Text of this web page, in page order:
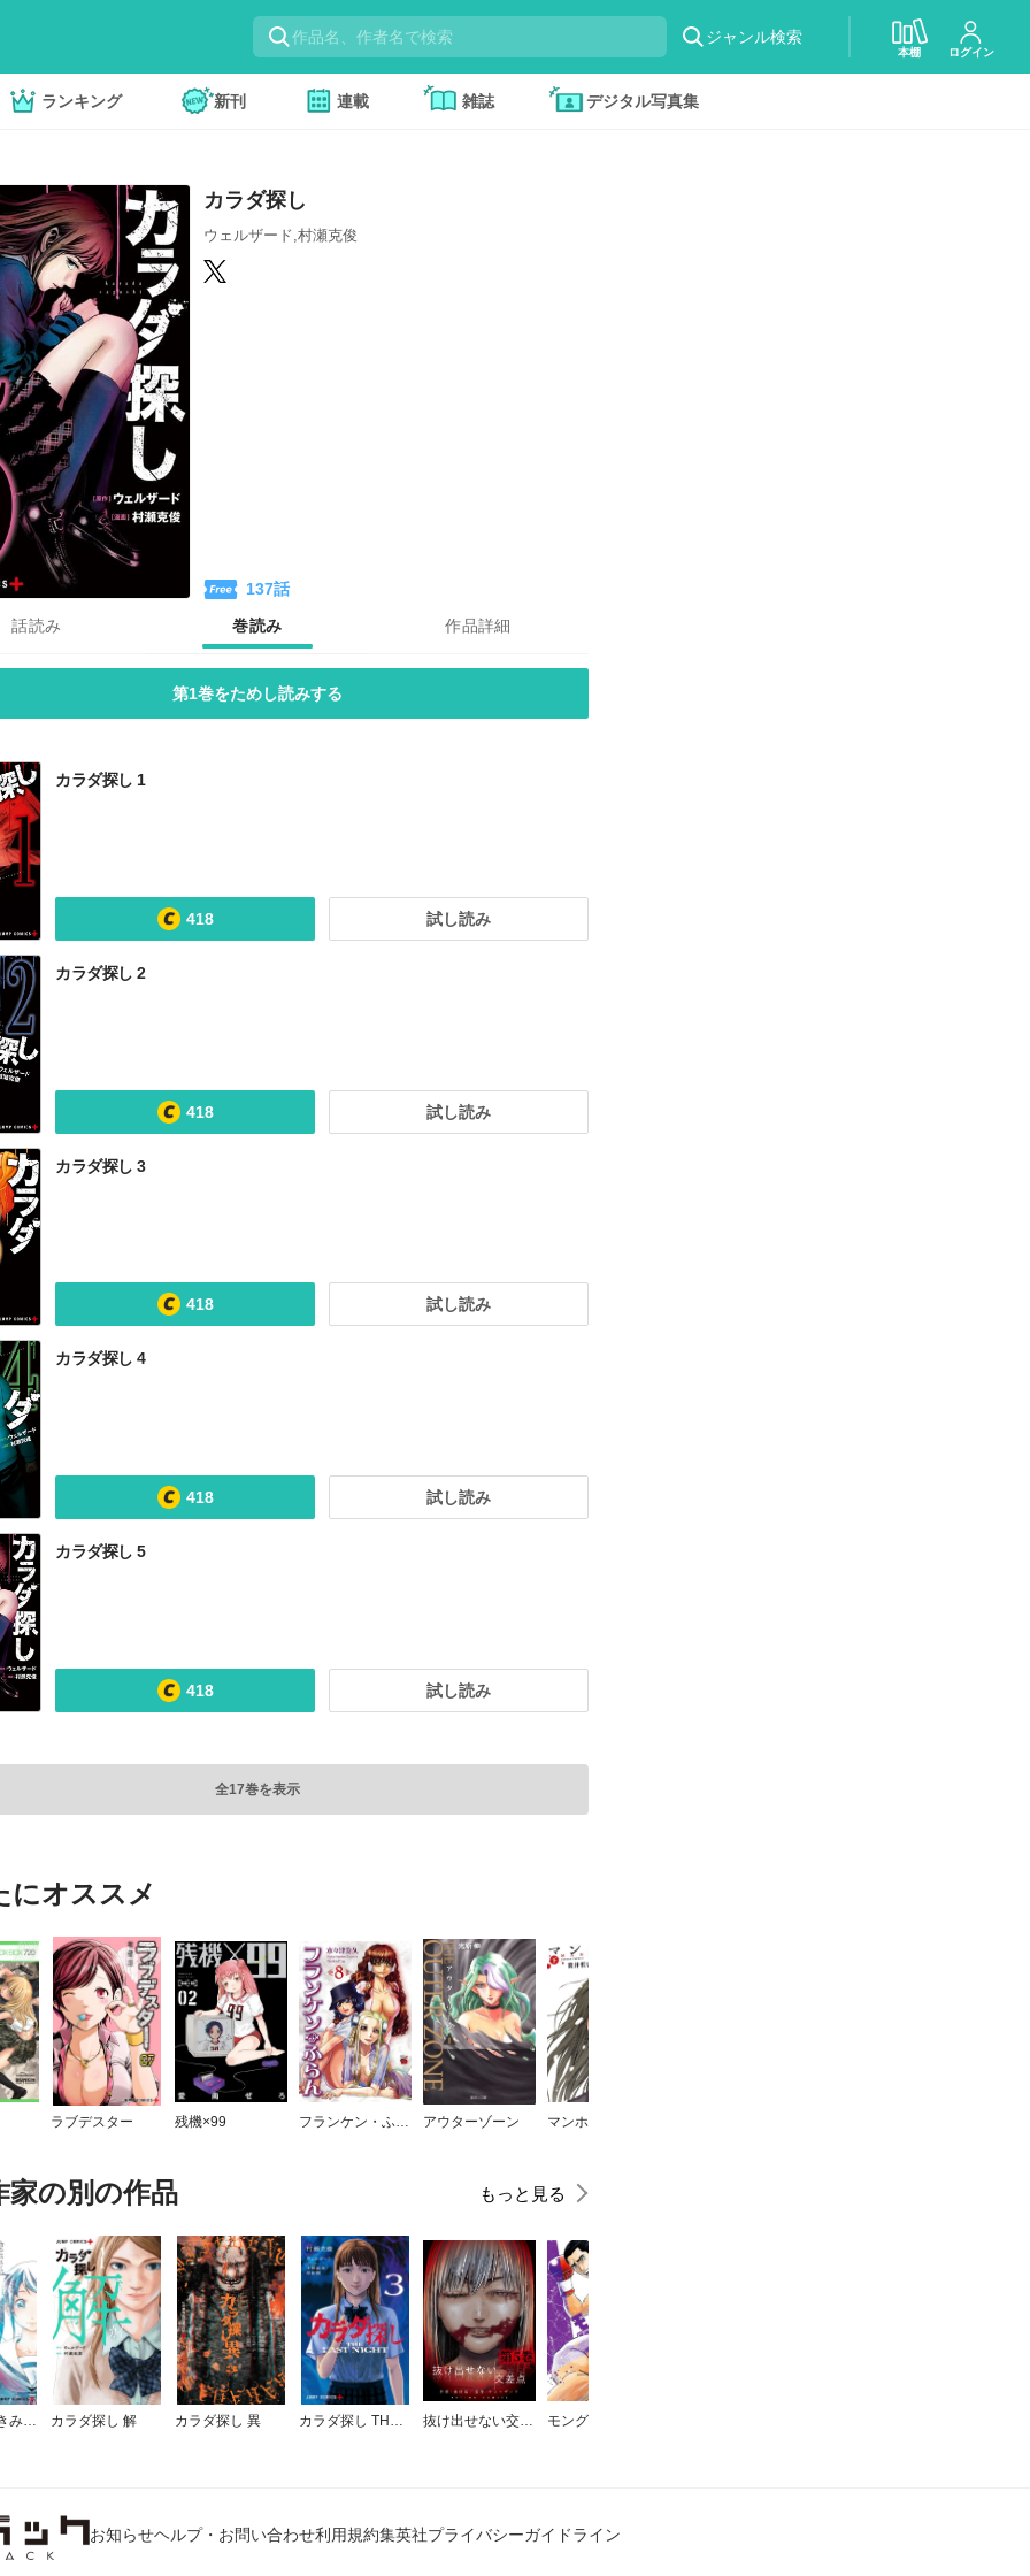
ジャンル検索
本棚 ログイン
ランキング 新刊 連載 雑誌 デジタル写真集
カラダ探し
ウェルザード,村瀬克俊
137話
話読み
巻読み 作品詳細
第1巻をためし読みする
カラダ探し 1
418 試し読み
カラダ探し 2
418 試し読み
カラダ探し 3
418 試し読み
カラダ探し 4
418 試し読み
カラダ探し 5
418 試し読み
全17巻を表示
にオススメ
ラブデスター 残機×99 フランケン・ふらん アウターゾーン
家の別の作品 もっと見る
命を分けたきみと、人生最後の夢をみる カラダ探し 解 カラダ探し 異 カラダ探し THE LAST NIGHT 抜け出せない交差点 モングレル
お知らせヘルプ・お問い合わせ利用規約集英社プライバシーガイドライン